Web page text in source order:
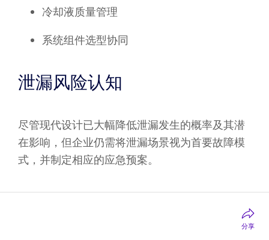
分享
冷却液质量管理
系统组件选型协同
泄漏风险认知
尽管现代设计已大幅降低泄漏发生的概率及其潜
在影响，但企业仍需将泄漏场景视为首要故障模
式，并制定相应的应急预案。